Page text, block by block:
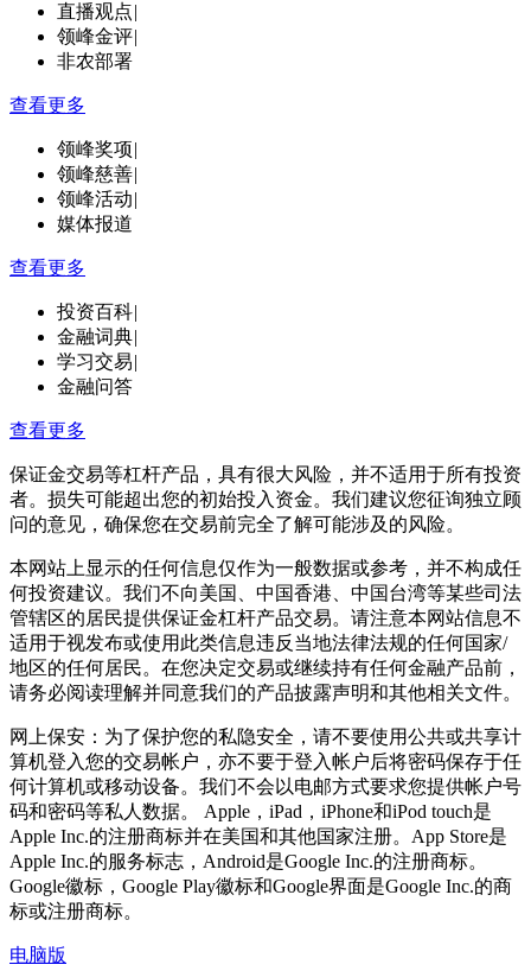
直播观点|
领峰金评|
非农部署
查看更多
领峰奖项|
领峰慈善|
领峰活动|
媒体报道
查看更多
投资百科|
金融词典|
学习交易|
金融问答
查看更多
保证金交易等杠杆产品，具有很大风险，并不适用于所有投资
者。损失可能超出您的初始投入资金。我们建议您征询独立顾
问的意见，确保您在交易前完全了解可能涉及的风险。
本网站上显示的任何信息仅作为一般数据或参考，并不构成任
何投资建议。我们不向美国、中国香港、中国台湾等某些司法
管辖区的居民提供保证金杠杆产品交易。请注意本网站信息不
适用于视发布或使用此类信息违反当地法律法规的任何国家/
地区的任何居民。在您决定交易或继续持有任何金融产品前，
请务必阅读理解并同意我们的产品披露声明和其他相关文件。
网上保安：为了保护您的私隐安全，请不要使用公共或共享计
算机登入您的交易帐户，亦不要于登入帐户后将密码保存于任
何计算机或移动设备。我们不会以电邮方式要求您提供帐户号
码和密码等私人数据。 Apple，iPad，iPhone和iPod touch是
Apple Inc.的注册商标并在美国和其他国家注册。App Store是
Apple Inc.的服务标志，Android是Google Inc.的注册商标。
Google徽标，Google Play徽标和Google界面是Google Inc.的商
标或注册商标。
电脑版